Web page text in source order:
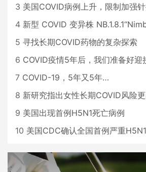
3 美国COVID病例上升，限制加强
4 新型 COVID 变异株 NB.1.8.1“Nimbus”现
5 寻找长期COVID药物的复杂探索
6 COVID疫情5年后，我们准备好迎接下
7 COVID-19，5年又5年…
8 新研究指出女性长期COVID风险更高
9 美国出现首例H5N1死亡病例
10 美国CDC确认全国首例严重H5N1病例